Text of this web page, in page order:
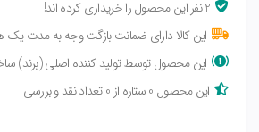
2 نفر این محصول را خریداری کرده اند!
این کالا دارای ضمانت بازگت وجه به مدت
این محصول توسط تولید کننده اصلی (برند)
این محصول 0 ستاره از 0 تعداد نقد و بررسی